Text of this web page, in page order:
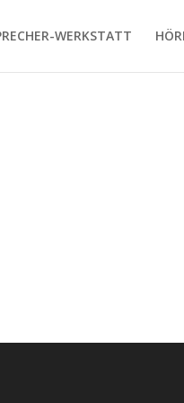
WERKSTATT